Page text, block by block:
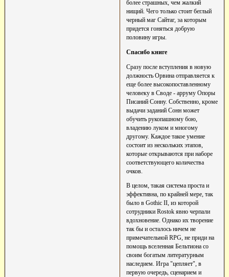
более страшных, чем жалкий
нищий. Чего только стоит беглый
черный маг Сайтаг, за которым
придется гоняться добрую
половину игры.
Спасибо книге
Сразу после вступления в новую
должность Орвина отправляется к
еще более высокопоставленному
человеку в Своде - арруму Опоры
Писаний Сонну. Собственно, кроме
выдачи заданий Сонн может
обучить рукопашному бою,
владению луком и многому
другому. Каждое такое умение
состоит из нескольких этапов,
которые открываются при наборе
соответствующего количества
очков.
В целом, такая система проста и
эффективна, по крайней мере, так
было в Gothic II, из которой
сотрудники Rostok явно черпали
вдохновение. Однако их творение
так бы и осталось ничем не
примечательной RPG, не приди на
помощь вселенная Бельтиона со
своим богатым литературным
наследием. Игра "цепляет", в
первую очередь, сценарием и